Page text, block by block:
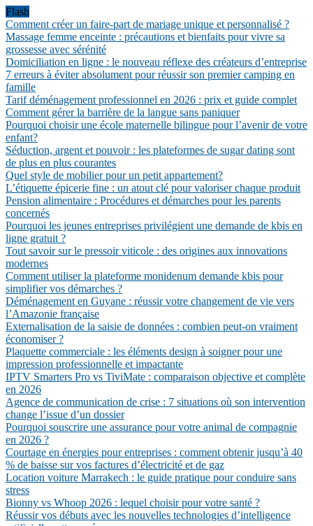
Flash
Comment créer un faire-part de mariage unique et personnalisé ?
Massage femme enceinte : précautions et bienfaits pour vivre sa
grossesse avec sérénité
Domiciliation en ligne : le nouveau réflexe des créateurs d’entreprise
7 erreurs à éviter absolument pour réussir son premier camping en
famille
Tarif déménagement professionnel en 2026 : prix et guide complet
Comment gérer la barrière de la langue sans paniquer
Pourquoi choisir une école maternelle bilingue pour l’avenir de votre
enfant?
Séduction, argent et pouvoir : les plateformes de sugar dating sont
de plus en plus courantes
Quel style de mobilier pour un petit appartement?
L’étiquette épicerie fine : un atout clé pour valoriser chaque produit
Pension alimentaire : Procédures et démarches pour les parents
concernés
Pourquoi les jeunes entreprises privilégient une demande de kbis en
ligne gratuit ?
Tout savoir sur le pressoir viticole : des origines aux innovations
modernes
Comment utiliser la plateforme monidenum demande kbis pour
simplifier vos démarches ?
Déménagement en Guyane : réussir votre changement de vie vers
l’Amazonie française
Externalisation de la saisie de données : combien peut-on vraiment
économiser ?
Plaquette commerciale : les éléments design à soigner pour une
impression professionnelle et impactante
IPTV Smarters Pro vs TiviMate : comparaison objective et complète
en 2026
Agence de communication de crise : 7 situations où son intervention
change l’issue d’un dossier
Pourquoi souscrire une assurance pour votre animal de compagnie
en 2026 ?
Courtage en énergies pour entreprises : comment obtenir jusqu’à 40
% de baisse sur vos factures d’électricité et de gaz
Location voiture Marrakech : le guide pratique pour conduire sans
stress
Bionny vs Whoop 2026 : lequel choisir pour votre santé ?
Réussir vos débuts avec les nouvelles technologies d’intelligence